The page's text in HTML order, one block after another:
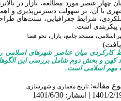
چهار عنصر مورد مطالعه، بازار در
با آن، بر سهولت دسترس‌پذیری و
شرایط جغرافیایی، سنت‌های
است.
اسلامی، مسجد جامع، بازار ، نحو فضا
کارکردی میان عناصر شهرهای
کهن و بخش دوم شامل بررسی این
مقاله: تاریخ معماری و شهرسازی